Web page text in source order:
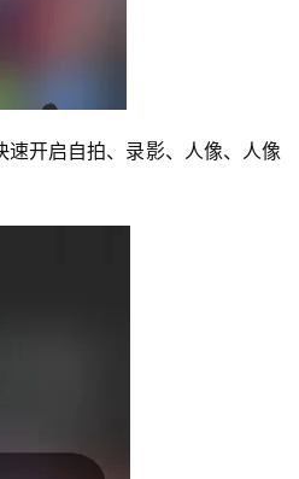
开启自拍、录影、人像、人像